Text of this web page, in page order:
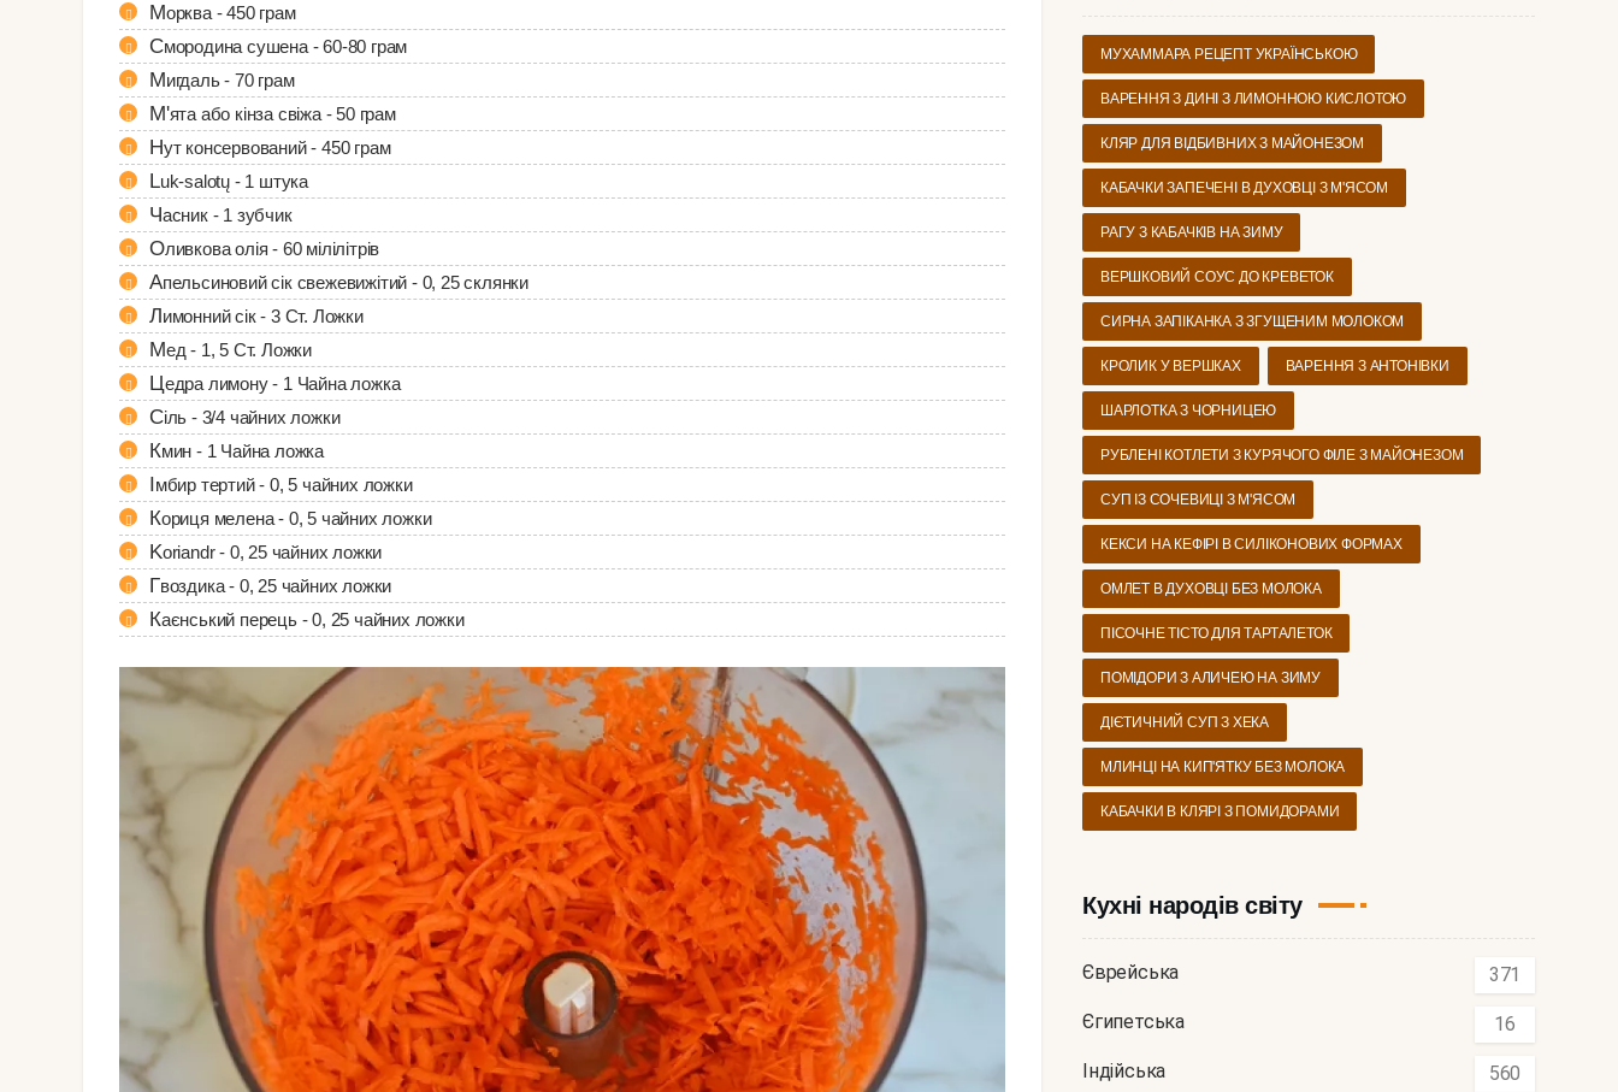
Морква - 450 грам
Смородина сушена - 60-80 грам
Мигдаль - 70 грам
М'ята або кінза свіжа - 50 грам
Нут консервований - 450 грам
Luk-salotų - 1 штука
Часник - 1 зубчик
Оливкова олія - 60 мілілітрів
Апельсиновий сік свежевижітий - 0, 25 склянки
Лимонний сік - 3 Ст. Ложки
Мед - 1, 5 Ст. Ложки
Цедра лимону - 1 Чайна ложка
Сіль - 3/4 чайних ложки
Кмин - 1 Чайна ложка
Імбир тертий - 0, 5 чайних ложки
Кориця мелена - 0, 5 чайних ложки
Koriandr - 0, 25 чайних ложки
Гвоздика - 0, 25 чайних ложки
Каєнський перець - 0, 25 чайних ложки
МУХАММАРА РЕЦЕПТ УКРАЇНСЬКОЮ
ВАРЕННЯ З ДИНІ З ЛИМОННОЮ КИСЛОТОЮ
КЛЯР ДЛЯ ВІДБИВНИХ З МАЙОНЕЗОМ
КАБАЧКИ ЗАПЕЧЕНІ В ДУХОВЦІ З М'ЯСОМ
РАГУ З КАБАЧКІВ НА ЗИМУ
ВЕРШКОВИЙ СОУС ДО КРЕВЕТОК
СИРНА ЗАПІКАНКА З ЗГУЩЕНИМ МОЛОКОМ
КРОЛИК У ВЕРШКАХ ВАРЕННЯ З АНТОНІВКИ
ШАРЛОТКА З ЧОРНИЦЕЮ
РУБЛЕНІ КОТЛЕТИ З КУРЯЧОГО ФІЛЕ З МАЙОНЕЗОМ
СУП ІЗ СОЧЕВИЦІ З М'ЯСОМ
КЕКСИ НА КЕФІРІ В СИЛІКОНОВИХ ФОРМАХ
ОМЛЕТ В ДУХОВЦІ БЕЗ МОЛОКА
ПІСОЧНЕ ТІСТО ДЛЯ ТАРТАЛЕТОК
ПОМІДОРИ З АЛИЧЕЮ НА ЗИМУ
ДІЄТИЧНИЙ СУП З ХЕКА
МЛИНЦІ НА КИП'ЯТКУ БЕЗ МОЛОКА
КАБАЧКИ В КЛЯРІ З ПОМИДОРАМИ
Кухні народів світу
Єврейська 371
Єгипетська 16
Індійська 560